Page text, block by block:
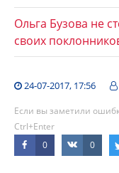
Ольга Бузова не
своих
24-07-2017, 17:56
Если вы заметили
Ctrl+Enter
0
0